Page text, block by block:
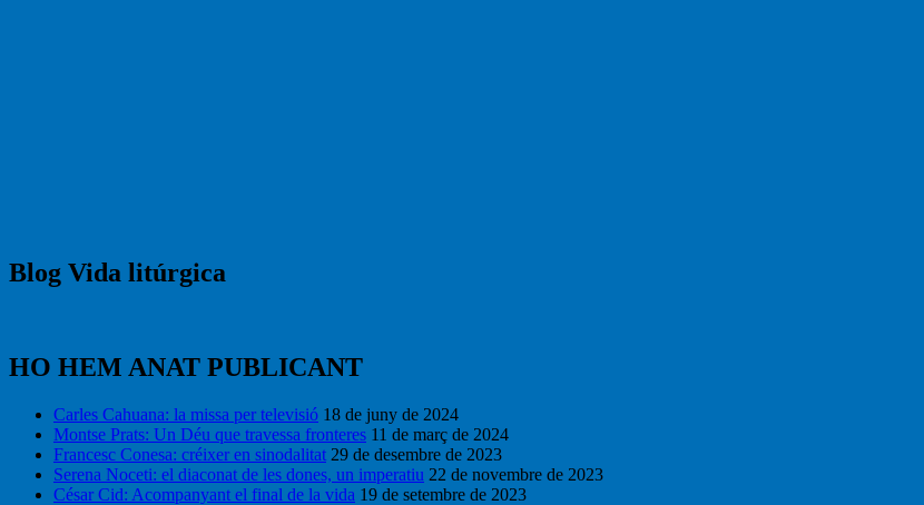
Blog Vida litúrgica
HO HEM ANAT PUBLICANT
Carles Cahuana: la missa per televisió 18 de juny de 2024
Montse Prats: Un Déu que travessa fronteres 11 de març de 2024
Francesc Conesa: créixer en sinodalitat 29 de desembre de 2023
Serena Noceti: el diaconat de les dones, un imperatiu 22 de novembre de 2023
César Cid: Acompanyant el final de la vida 19 de setembre de 2023